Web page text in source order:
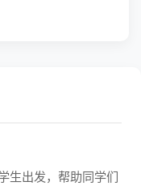
生出发，帮助同学们